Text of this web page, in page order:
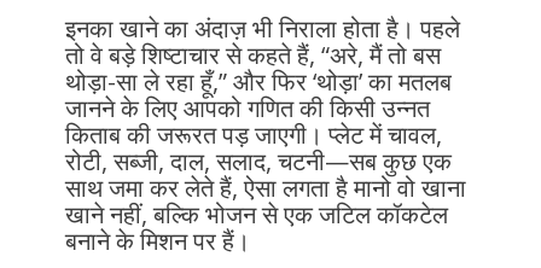
इनका खाने का अंदाज़ भी निराला होता है। पहले
तो वे बड़े शिष्टाचार से कहते हैं, “अरे, मैं तो बस
थोड़ा-सा ले रहा हूँ,” और फिर ‘थोड़ा’ का मतलब
जानने के लिए आपको गणित की किसी उन्नत
किताब की जरूरत पड़ जाएगी। प्लेट में चावल,
रोटी, सब्जी, दाल, सलाद, चटनी—सब कुछ एक
साथ जमा कर लेते हैं, ऐसा लगता है मानो वो खाना
खाने नहीं, बल्कि भोजन से एक जटिल कॉकटेल
बनाने के मिशन पर हैं।